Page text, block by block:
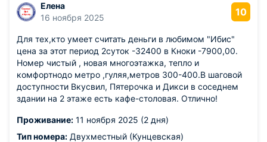
Елена
16 ноября 2025
10
Для тех,кто умеет считать деньги в любимом "Ибис"
цена за этот период 2суток -32400 в Кноки -7900,00.
Номер чистый , новая многоэтажка, тепло и
комфортнодо метро ,гуляя,метров 300-400.В шаговой
доступности Вкусвил, Пятерочка и Дикси в соседнем
здании на 2 этаже есть кафе-столовая. Отлично!
Проживание: 11 ноября 2025 (2 дня)
Тип номера: Двухместный (Кунцевская)